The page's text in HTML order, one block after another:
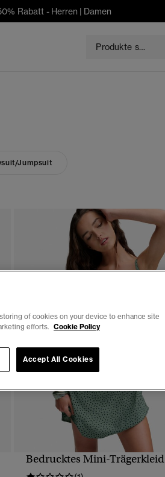
Rabatt - Herren | Damen
Jumpsuit
SCHNELLANSICHT
Bedrucktes Mini-Trägerkleid
of cookies on your device to enhance site
efforts. Cookie Policy
Accept All Cookies